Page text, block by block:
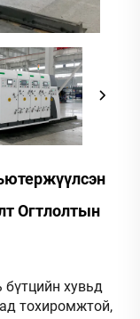
Огтлолтын
бүтцийн хувьд
тохиромжтой,